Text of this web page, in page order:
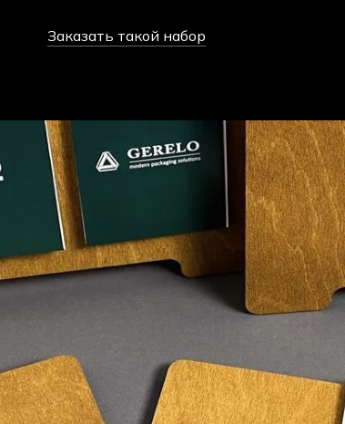
Заказать такой набор